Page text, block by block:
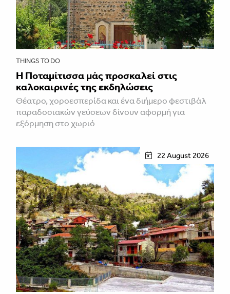
THINGS TO DO
Η Ποταμίτισσα μάς προσκαλεί στις
καλοκαιρινές της εκδηλώσεις
Θέατρο, χοροεσπερίδα και ένα διήμερο φεστιβάλ
παραδοσιακών γεύσεων δίνουν αφορμή για
εξόρμηση στο χωριό
22 August 2026